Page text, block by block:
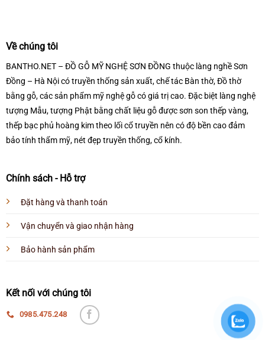
Về chúng tôi
BANTHO.NET – ĐỒ GỖ MỸ NGHỆ SƠN ĐỒNG thuộc làng nghề Sơn
Đồng – Hà Nội có truyền thống sản xuất, chế tác Bàn thờ, Đồ thờ
bằng gỗ, các sản phẩm mỹ nghệ gỗ có giá trị cao. Đặc biệt làng nghệ
tượng Mẫu, tượng Phật bằng chất liệu gỗ được sơn son thếp vàng,
thếp bạc phủ hoàng kim theo lối cổ truyền nên có độ bền cao đảm
bảo tính thẩm mỹ, nét đẹp truyền thống, cổ kính.
Chính sách - Hỗ trợ
Đặt hàng và thanh toán
Vận chuyển và giao nhận hàng
Bảo hành sản phẩm
Kết nối với chúng tôi
0985.475.248